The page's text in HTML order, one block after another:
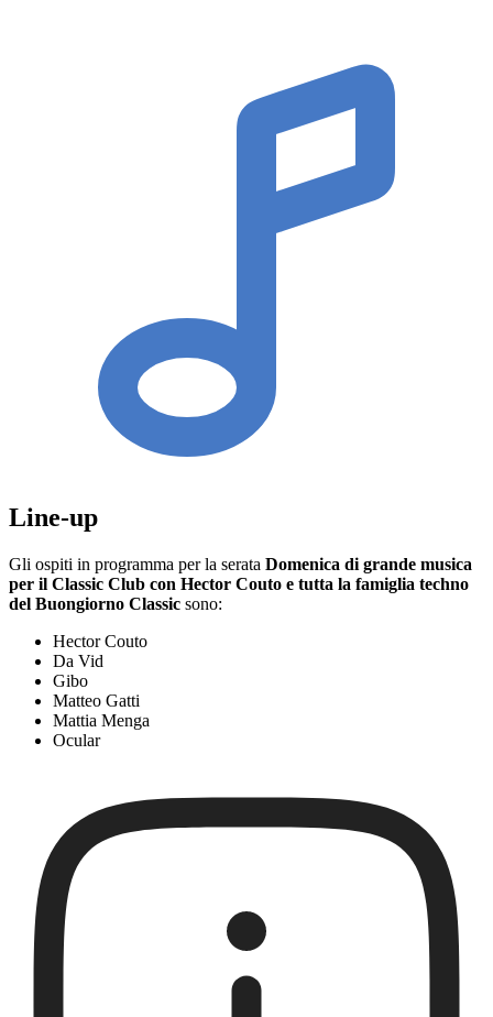
Line-up
Gli ospiti in programma per la serata Domenica di grande musica
per il Classic Club con Hector Couto e tutta la famiglia techno
del Buongiorno Classic sono:
Hector Couto
Da Vid
Gibo
Matteo Gatti
Mattia Menga
Ocular